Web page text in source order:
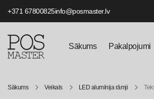
+371 67800825info@posmaster.lv
Sākums Pakalpojumi
Sākums Veikals LED alumīnija rāmji